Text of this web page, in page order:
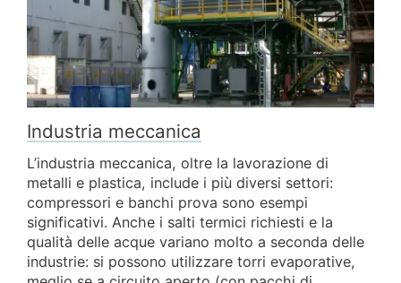
Industria meccanica
L’industria meccanica, oltre la lavorazione di
metalli e plastica, include i più diversi settori:
compressori e banchi prova sono esempi
significativi. Anche i salti termici richiesti e la
qualità delle acque variano molto a seconda delle
industrie: si possono utilizzare torri evaporative,